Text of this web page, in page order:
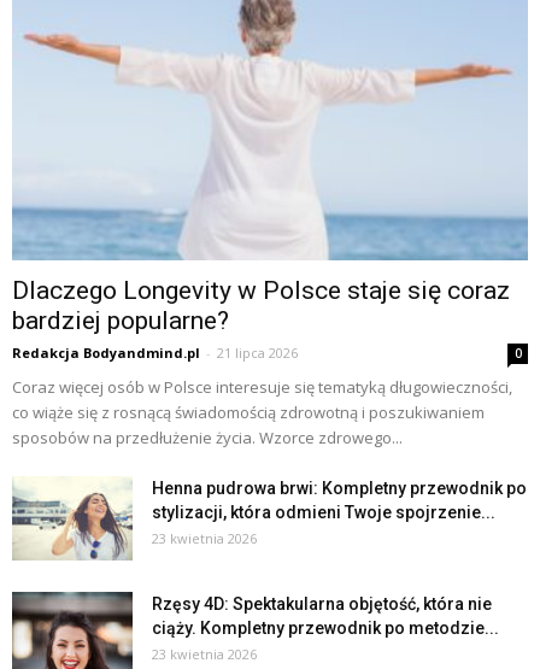
Dlaczego Longevity w Polsce staje się coraz
bardziej popularne?
Redakcja Bodyandmind.pl - 21 lipca 2026 0
Coraz więcej osób w Polsce interesuje się tematyką długowieczności,
co wiąże się z rosnącą świadomością zdrowotną i poszukiwaniem
sposobów na przedłużenie życia. Wzorce zdrowego...
Henna pudrowa brwi: Kompletny przewodnik po
stylizacji, która odmieni Twoje spojrzenie...
23 kwietnia 2026
Rzęsy 4D: Spektakularna objętość, która nie
ciąży. Kompletny przewodnik po metodzie...
23 kwietnia 2026